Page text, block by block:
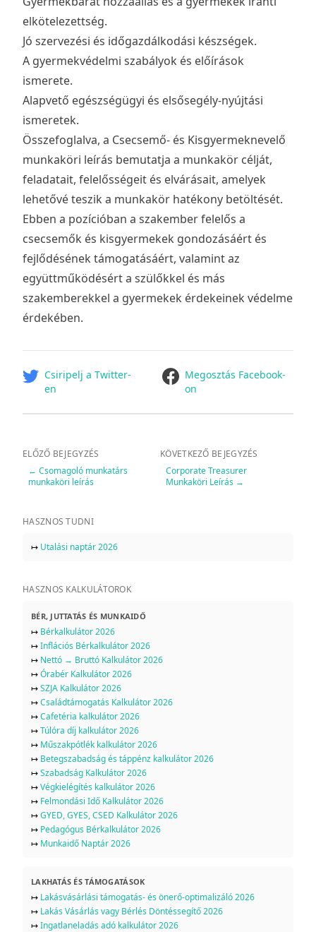
elkötelezettség.
Jó szervezési és időgazdálkodási készségek.
A gyermekvédelmi szabályok és előírások
ismerete.
Alapvető egészségügyi és elsősegély-nyújtási
ismeretek.
Összefoglalva, a Csecsemő- és Kisgyermeknevelő
munkaköri leírás bemutatja a munkakör célját,
feladatait, felelősségeit és elvárásait, amelyek
lehetővé teszik a munkakör hatékony betöltését.
Ebben a pozícióban a szakember felelős a
csecsemők és kisgyermekek gondozásáért és
fejlődésének támogatásáért, valamint az
együttműködésért a szülőkkel és más
szakemberekkel a gyermekek érdekeinek védelme
érdekében.
Csiripelj a Twitter-
en
facebookMegosztás Facebook-
on
ELŐZŐ BEJEGYZÉS
← Csomagoló munkatárs
munkaköri leírás
KÖVETKEZŐ BEJEGYZÉS
Corporate Treasurer
Munkaköri Leírás →
HASZNOS TUDNI
↦ Utalási naptár 2026
HASZNOS KALKULÁTOROK
BÉR, JUTTATÁS ÉS MUNKAIDŐ
↦ Bérkalkulátor 2026
↦Inflációs Bérkalkulátor 2026
↦ Nettó → Bruttó Kalkulátor 2026
↦Órabér Kalkulátor 2026
↦SZJA Kalkulátor 2026
↦Családtámogatás Kalkulátor 2026
↦Cafetéria kalkulátor 2026
↦Túlóra díj kalkulátor 2026
↦ Műszakpótlék kalkulátor 2026
↦ Betegszabadság és táppénz kalkulátor 2026
↦Szabadság Kalkulátor 2026
↦Végkielégítés kalkulátor 2026
↦ Felmondási Idő Kalkulátor 2026
↦GYED, GYES, CSED Kalkulátor 2026
↦ Pedagógus Bérkalkulátor 2026
↦ Munkaidő Naptár 2026
LAKHATÁS ÉS TÁMOGATÁSOK
↦ Lakásvásárlási támogatás- és önerő-optimalizáló 2026
↦ Lakás Vásárlás vagy Bérlés Döntéssegítő 2026
↦Ingatlaneladás adó kalkulátor 2026